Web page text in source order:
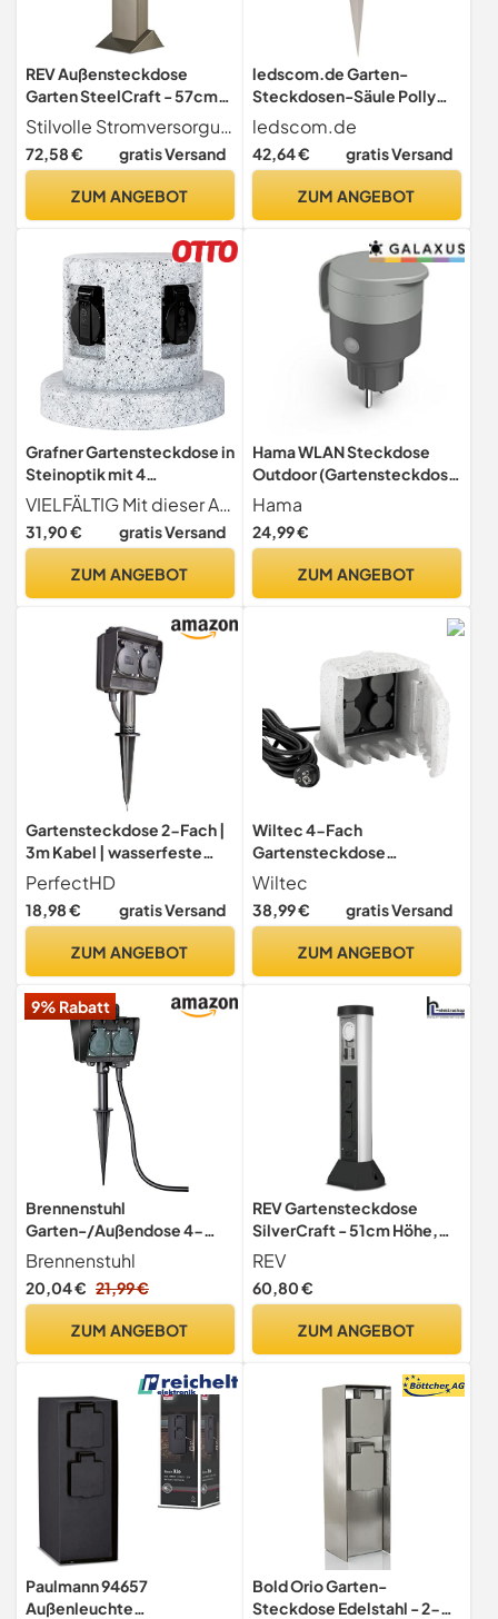
REV Außensteckdose
Garten SteelCraft - 57cm,
2-Fach, Zeitschaltuhr,
Silber
Stilvolle Stromversorgung für den Garten Aussensteckdose SteelCraft von REV - ideal für den Anschluss von Gartenleuchten, Lichterketten, Radios, Elektrogrills und mehr
72,58 € gratis Versand
ZUM ANGEBOT
ledscom.de Garten-
Steckdosen-Säule Polly
mit Erdspieß für außen,
IP44, 3-Fach mit
Timer/Zeitschaltuhr,
38cm
ledscom.de
42,64 € gratis Versand
ZUM ANGEBOT
Grafner Gartensteckdose in
Steinoptik mit 4
Steckdosen, IP44, 3680W /
16A, rund, Energiesäule
Mehrfachsteckdose Außen
Außensteckdose 4-fach
spitzwassergeschützt
VIELFÄLTIG Mit dieser Außen-Steckdose können Sie bequem und unauffällig jeden Winkel Ihres Gartens mit Strom versorgen. Ob zum Betrieb von Beleuchtung, Gartenpumpen, Hochdruckreiniger uvm. Ihren Ideen sind keine Grenzen gesetzt!
31,90 € gratis Versand
ZUM ANGEBOT
Hama WLAN Steckdose
Outdoor (Gartensteckdose
ohne Hub, WLAN
Außensteckdose zur App-
und Sprachsteuerung von
außen, Gartengeräten,
Hama
24,99 €
ZUM ANGEBOT
Gartensteckdose 2-Fach |
3m Kabel | wasserfeste
Außensteckdose | Outdoor
2X Steckdose | IP44
spritzwassergeschützt | mit
PerfectHD
18,98 € gratis Versand
ZUM ANGEBOT
Wiltec 4-Fach
Gartensteckdose
Außensteckdose Kunstharz
IP44 Outdoor Steinoptik
5m Kabel
Wiltec
38,99 € gratis Versand
ZUM ANGEBOT
9% Rabatt
Brennenstuhl
Garten-/Außendose 4-
Fach mit Erdspieß
(wetterfester Kunststoff,
Außensteckdose mit
Kabel 1,4m) französisches
Brennenstuhl
20,04 € 21,99 €
ZUM ANGEBOT
REV Gartensteckdose
SilverCraft - 51cm Höhe,
2fach, Zeitschaltuhr,
schwarz
REV
60,80 €
ZUM ANGEBOT
Paulmann 94657
Außenleuchte
Bold Orio Garten-
Steckdose Edelstahl - 2-